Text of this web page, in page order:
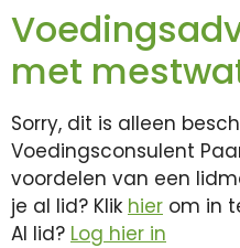
met
Sorry, dit is alleen
Voedingsconsulent
voordelen van een
je al lid? Klik hier om in
Al lid? Log hier in